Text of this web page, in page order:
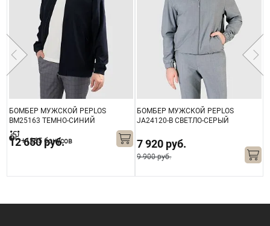
БОМБЕР МУЖСКОЙ PEPLOS
BM25163 ТЕМНО-СИНИЙ
12 650 руб.
+1265 бонусов
БОМБЕР МУЖСКОЙ PEPLOS
JA24120-B СВЕТЛО-СЕРЫЙ
7 920 руб.
9 900 руб.